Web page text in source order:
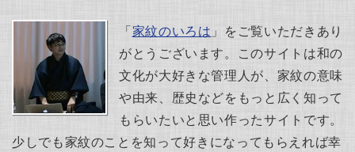
「家紋のいろは 」をご覧いただきあり
がとうございます。このサイトは和の
文化が大好きな管理人が、家紋の意味
や由来、歴史などをもっと広く知って
もらいたいと思い作ったサイトです。
少しでも家紋のことを知って好きになってもらえれば幸